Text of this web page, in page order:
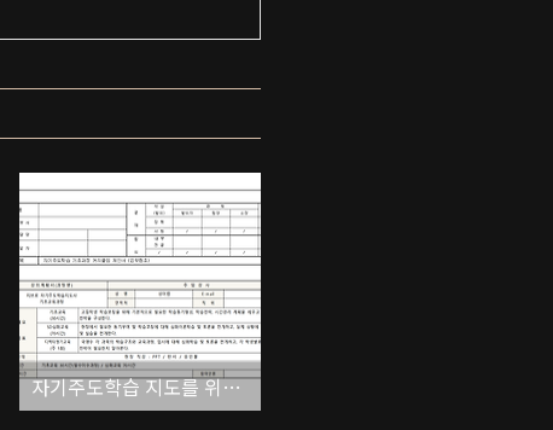
자기주도학습 지도를 위한 강사 프로그램 커리큘럼